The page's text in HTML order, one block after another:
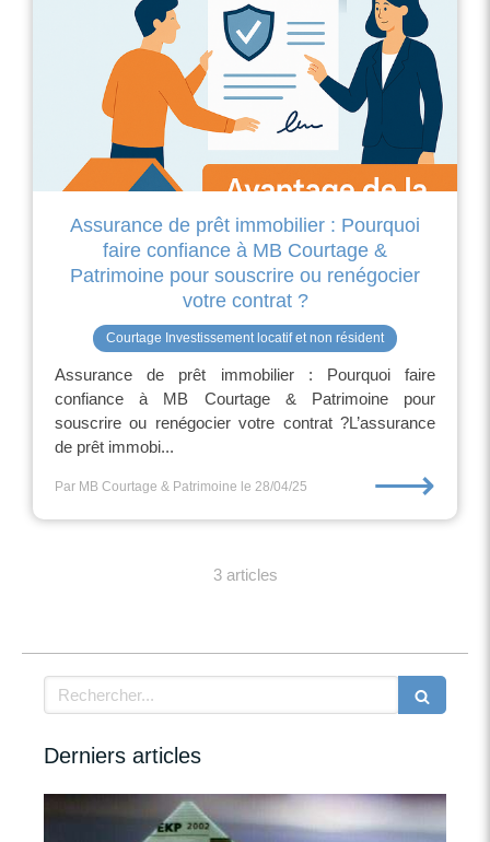
Assurance de prêt immobilier : Pourquoi
faire confiance à MB Courtage &
Patrimoine pour souscrire ou renégocier
votre contrat ?
Courtage Investissement locatif et non résident
Assurance de prêt immobilier : Pourquoi faire
confiance à MB Courtage & Patrimoine pour
souscrire ou renégocier votre contrat ?L’assurance
de prêt immobi...
Par MB Courtage & Patrimoine le 28/04/25 ⟶
3 articles
Rechercher
Derniers articles